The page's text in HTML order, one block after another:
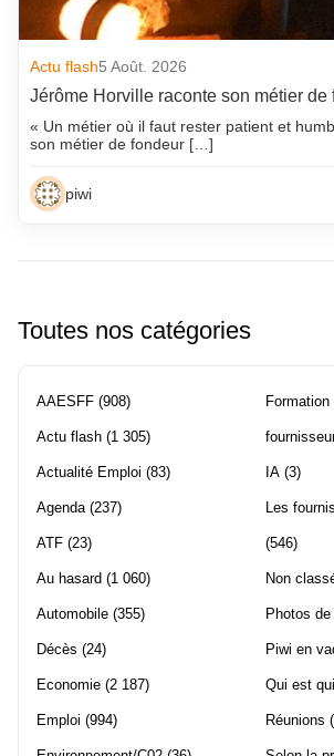
Actu flash5 Août. 2026
Jérôme Horville raconte son métier de
« Un métier où il faut rester patient et
son métier de fondeur […]
piwi
Toutes nos catégories
AAESFF (908)
Actu flash (1 305)
Actualité Emploi (83)
Agenda(237)
ATF (23)
Au hasard (1 060)
Automobile (355)
Décès (24)
Economie (2 187)
Emploi (994)
Formation
IA (3)
Les
(546)
Non
Photos
Piwi en
Qui est qui
Réunions